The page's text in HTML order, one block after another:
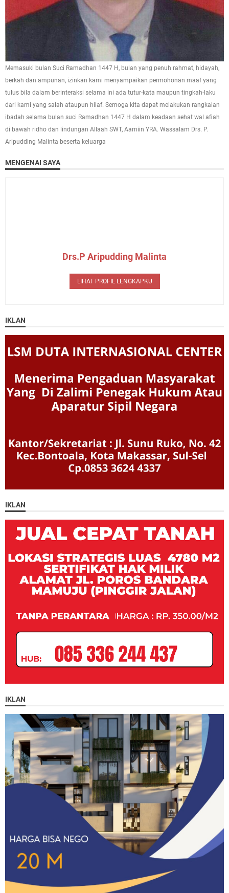
Memasuki bulan Suci Ramadhan 1447 H, bulan yang penuh rahmat, hidayah,
berkah dan ampunan, izinkan kami menyampaikan permohonan maaf yang
tulus bila dalam berinteraksi selama ini ada tutur-kata maupun tingkah-laku
dari kami yang salah ataupun hilaf. Semoga kita dapat melakukan rangkaian
ibadah selama bulan suci Ramadhan 1447 H dalam keadaan sehat wal afiah
di bawah ridho dan lindungan Allaah SWT, Aamiin YRA. Wassalam Drs. P.
Aripudding Malinta beserta keluarga
MENGENAI SAYA
Drs.P Aripudding Malinta
LIHAT PROFIL LENGKAPKU
IKLAN
IKLAN
IKLAN